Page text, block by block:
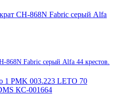
868N Fabric серый Alfa 44 крестов.